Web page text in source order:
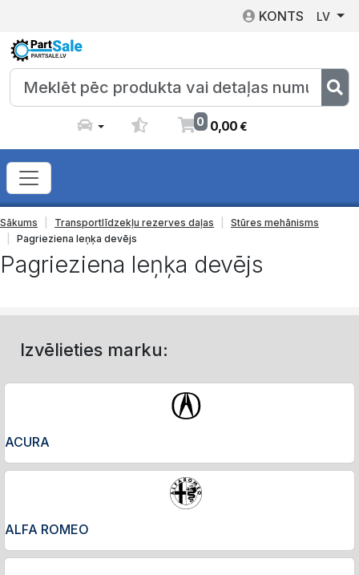
KONTS LV
0 0,00€
Sākums Transportlīdzekļu rezerves daļas
Stūres mehānisms
Pagrieziena leņķa devējs
Pagrieziena leņķa devējs
Izvēlieties marku:
ACURA
ALFA ROMEO